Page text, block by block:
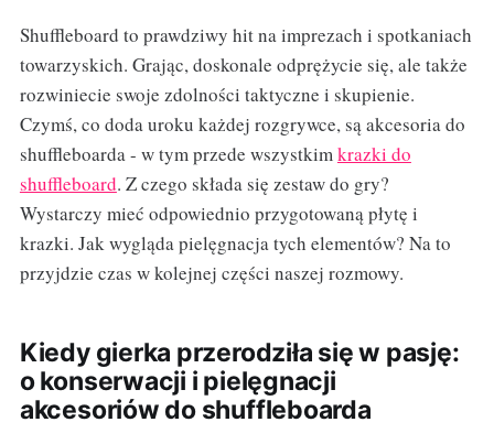
Shuffleboard to prawdziwy hit na imprezach i spotkaniach
towarzyskich. Grając, doskonale odprężycie się, ale także
rozwiniecie swoje zdolności taktyczne i skupienie.
Czymś, co doda uroku każdej rozgrywce, są akcesoria do
shuffleboarda - w tym przede wszystkimkrazki do
shuffleboard. Z czego składa się zestaw do gry?
Wystarczy mieć odpowiednio przygotowaną płytę i
krazki. Jak wygląda pielęgnacja tych elementów? Na to
przyjdzie czas w kolejnej części naszej rozmowy.
Kiedy gierka przerodziła się w pasję:
o konserwacji i pielęgnacji
akcesoriów do shuffleboarda